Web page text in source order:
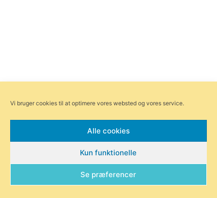
Vi bruger cookies til at optimere vores websted og vores service.
Alle cookies
Kun funktionelle
Se præferencer